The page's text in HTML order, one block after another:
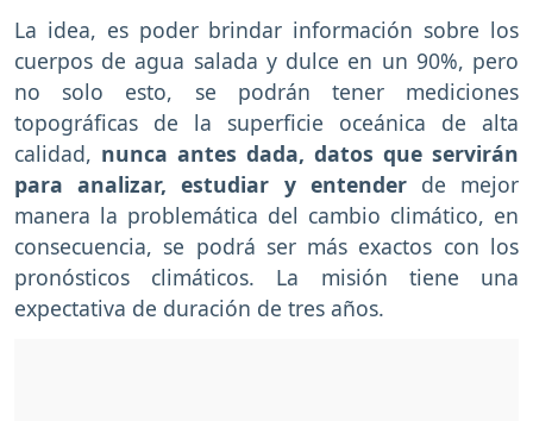
La idea, es poder brindar información sobre los
cuerpos de agua salada y dulce en un 90%, pero
no solo esto, se podrán tener mediciones
topográficas de la superficie oceánica de alta
calidad, nunca antes dada, datos que servirán
para analizar, estudiar y entender de mejor
manera la problemática del cambio climático, en
consecuencia, se podrá ser más exactos con los
pronósticos climáticos. La misión tiene una
expectativa de duración de tres años.